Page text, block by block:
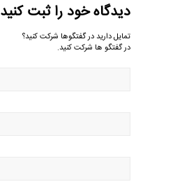
دیدگاه خود را ثبت کنید
تمایل دارید در گفتگوها شرکت کنید؟
در گفتگو ها شرکت کنید.